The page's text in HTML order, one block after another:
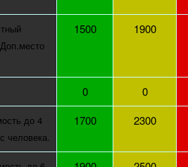
1500 1900
0 0
до 4
человека.
1700 2300